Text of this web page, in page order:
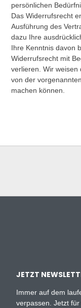
persönlichen
Das Widerrufsrecht
Ausführung des
dazu Ihre
Ihre Kenntnis davon
Widerrufsrecht mit
verlieren. Wir weisen
von der
machen können.
JETZT
Immer auf dem
verpassen. Jetzt